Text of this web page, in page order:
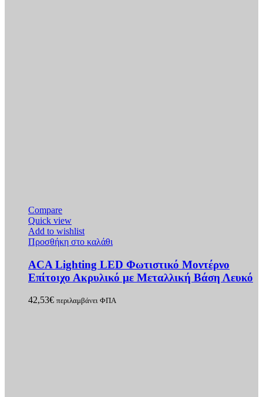
Compare
Quick view
Add to wishlist
Προσθήκη στο καλάθι
ACA Lighting LED Φωτιστικό Μοντέρνο
Επίτοιχο Ακρυλικό με Μεταλλική Βάση Λευκό
42,53€ περιλαμβάνει ΦΠΑ